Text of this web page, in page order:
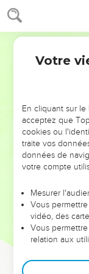
NE
ET SI LEURS
leur foi ou leur
et les saisons
Dans cette
clés pour
Votre
En cliquant sur
acceptez que
cookies ou
traite vos
données de
votre compte
Mesurer
Vous
vidéo, des
Vous
relation aux